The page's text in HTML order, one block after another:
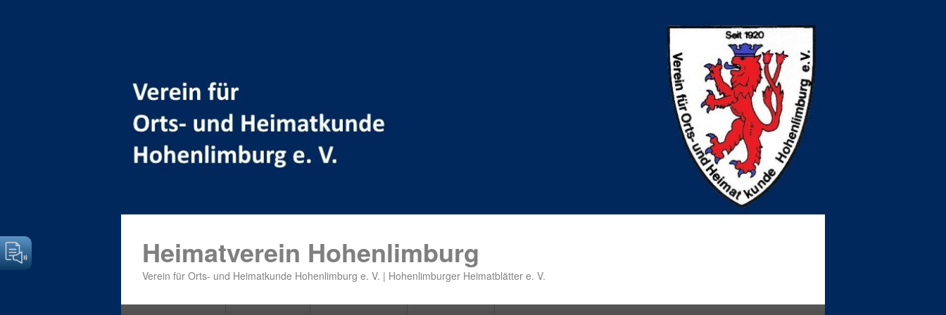
Heimatverein Hohenlimburg
Verein für Orts- und Heimatkunde Hohenlimburg e. V. | Hohenlimburger Heimatblätter e. V.